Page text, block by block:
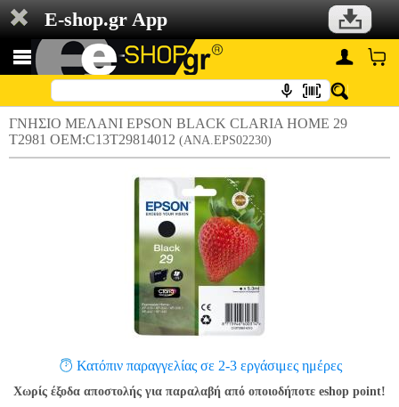
E-shop.gr App
ΓΝΗΣΙΟ ΜΕΛΑΝΙ EPSON BLACK CLARIA HOME 29
T2981 OEM:C13T29814012 (ANA.EPS02230)
Κατόπιν παραγγελίας σε 2-3 εργάσιμες ημέρες
Χωρίς έξοδα αποστολής για παραλαβή από οποιοδήποτε eshop point!